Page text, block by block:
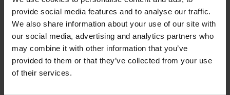
provide social media features and to analyse our traffic.
We also share information about your use of our site with
our social media, advertising and analytics partners who
may combine it with other information that you’ve
provided to them or that they’ve collected from your use
of their services.
Schutzart
IP64 (EN60529)